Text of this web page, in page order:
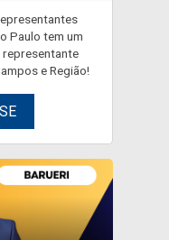
Paulo tem um
representante
e Região!